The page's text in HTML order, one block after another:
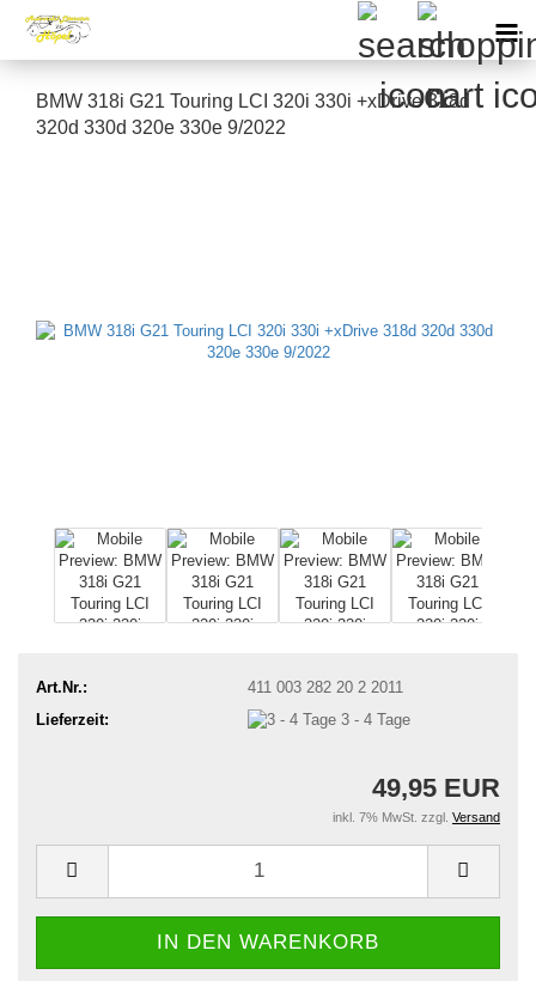
BMW 318i G21 Touring LCI 320i 330i +xDrive 318d
320d 330d 320e 330e 9/2022
Art.Nr.:
411 003 282 20 2 2011
Lieferzeit:
3 - 4 Tage
49,95 EUR
inkl. 7% MwSt. zzgl. Versand